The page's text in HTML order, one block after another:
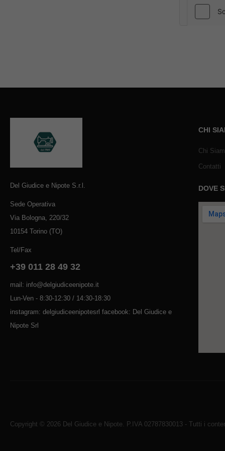
Del Giudice e Nipote S.r.l.
Sede Operativa
Via Bologna, 220/32
10154 Torino (TO)
Tel/Fax
+39 011 28 49 32
mail: info@delgiudiceenipote.it
Lun-Ven - 8:30-12:30 / 14:30-18:30
instagram: delgiudiceenipotesrl facebook: Del Giudice e
Nipote Srl
CHI
Chi
Contatti
DOVE
Copyright © 2026 Del Giudice e Nipote. P.IVA 02787830013 - Tutti i